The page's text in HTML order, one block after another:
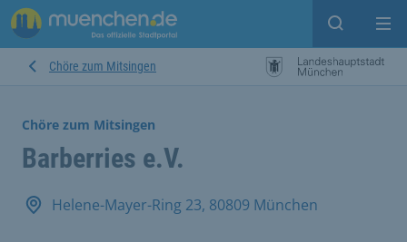
Suche
Chöre zum Mitsingen
Chöre zum Mitsingen
Barberries e.V.
Helene-Mayer-Ring 23, 80809 München